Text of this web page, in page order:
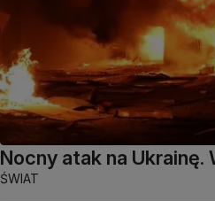
Nocny atak na
ŚWIAT